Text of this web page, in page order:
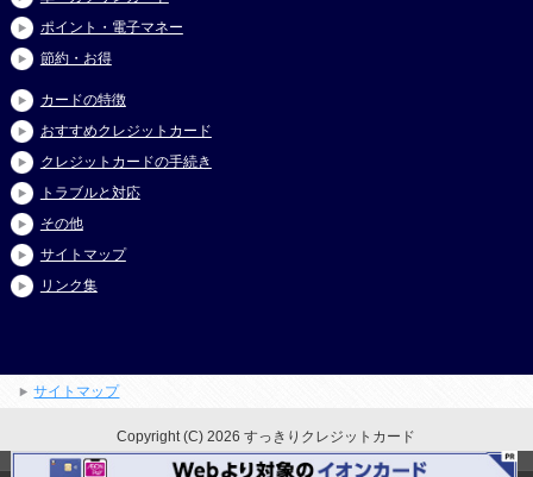
ポイント・電子マネー
節約・お得
カードの特徴
おすすめクレジットカード
クレジットカードの手続き
トラブルと対応
その他
サイトマップ
リンク集
サイトマップ
Copyright (C) 2026 すっきりクレジットカード
All Rights Reserved.